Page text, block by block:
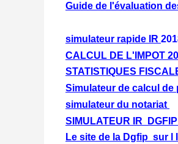
Guide de l'évaluation
simulateur rapide IR
CALCUL DE L'IMPOT
STATISTIQUES
Simulateur de calcul
simulateur du notariat
SIMULATEUR IR
Le site de la Dgfip sur l